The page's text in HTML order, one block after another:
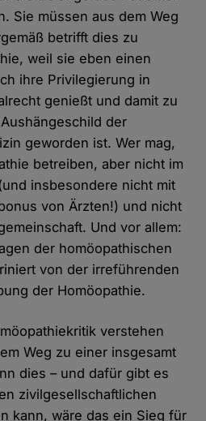
Sie müssen aus dem Weg
betrifft dies zu
weil sie eben einen
ihre Privilegierung in
genießt und damit zu
der
geworden ist. Wer mag,
betreiben, aber nicht im
insbesondere nicht mit
von Ärzten!) und nicht
Und vor allem:
der homöopathischen
von der irreführenden
der Homöopathie.
verstehen
Weg zu einer insgesamt
dies – und dafür gibt es
zivilgesellschaftlichen
kann, wäre das ein Sieg für